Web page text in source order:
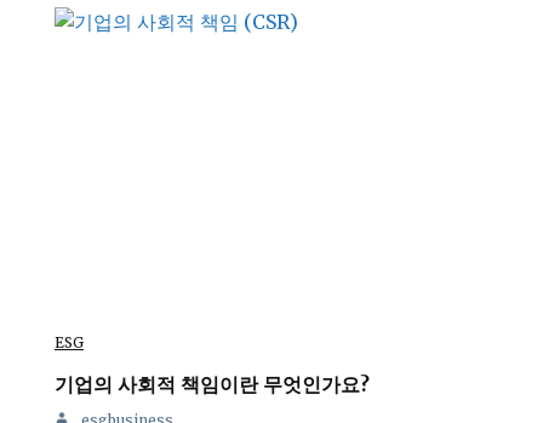
ESG
기업의 사회적 책임이란 무엇인가요?